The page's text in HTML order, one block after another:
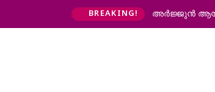
BREAKING! അര്‍ജ്ജുന്‍